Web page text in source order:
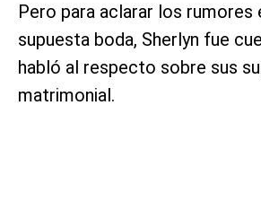
Pero para aclarar los rumores
supuesta boda, Sherlyn fue
habló al respecto sobre sus
matrimonial.